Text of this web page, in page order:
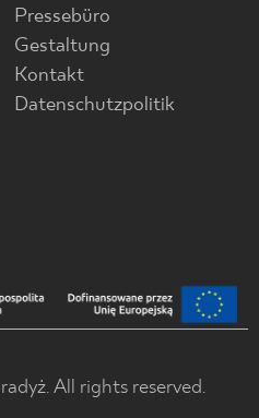
Pressebüro
Gestaltung
Kontakt
Datenschutzpolitik
All rights reserved.